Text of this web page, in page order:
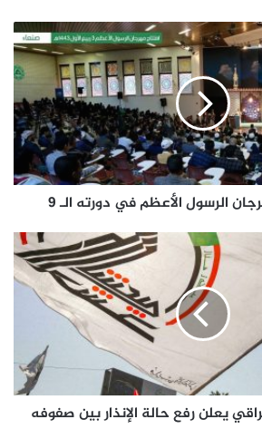
الرسول الأعظم في دورته الـ 9
يعلن رفع حالة الإنذار بين صفوفه